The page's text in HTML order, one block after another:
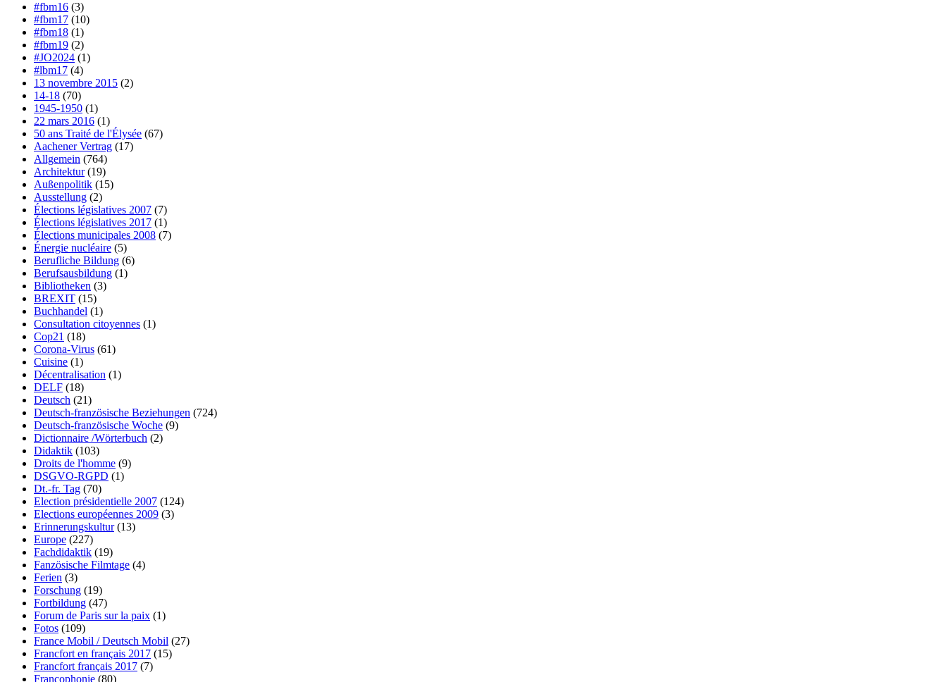
#fbm16 (3)
#fbm17 (10)
#fbm18 (1)
#fbm19 (2)
#JO2024 (1)
#lbm17 (4)
13 novembre 2015 (2)
14-18 (70)
1945-1950 (1)
22 mars 2016 (1)
50 ans Traité de l'Élysée (67)
Aachener Vertrag (17)
Allgemein (764)
Architektur(19)
Außenpolitik (15)
Ausstellung (2)
Élections législatives 2007 (7)
Élections législatives 2017 (1)
Élections municipales 2008 (7)
Énergie nucléaire (5)
Berufliche Bildung (6)
Berufsausbildung (1)
Bibliotheken (3)
BREXIT (15)
Buchhandel (1)
Consultation citoyennes (1)
Cop21 (18)
Corona-Virus (61)
Cuisine (1)
Décentralisation (1)
DELF (18)
Deutsch (21)
Deutsch-französische Beziehungen (724)
Deutsch-französische Woche (9)
Dictionnaire /Wörterbuch (2)
Didaktik (103)
Droits de l'homme (9)
DSGVO-RGPD (1)
Dt.-fr. Tag (70)
Election présidentielle 2007 (124)
Elections européennes 2009 (3)
Erinnerungskultur(13)
Europe (227)
Fachdidaktik (19)
Fanzösische Filmtage (4)
Ferien (3)
Forschung (19)
Fortbildung (47)
Forum de Paris sur la paix (1)
Fotos (109)
France Mobil / Deutsch Mobil (27)
Francfort en français 2017 (15)
Francfort français 2017 (7)
Francophonie (80)